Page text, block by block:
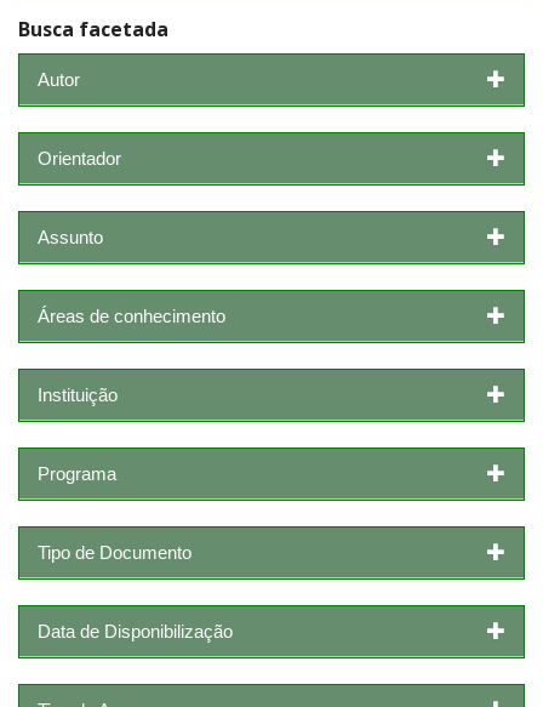
Busca facetada
Autor
Orientador
Assunto
Áreas de conhecimento
Instituição
Programa
Tipo de Documento
Data de Disponibilização